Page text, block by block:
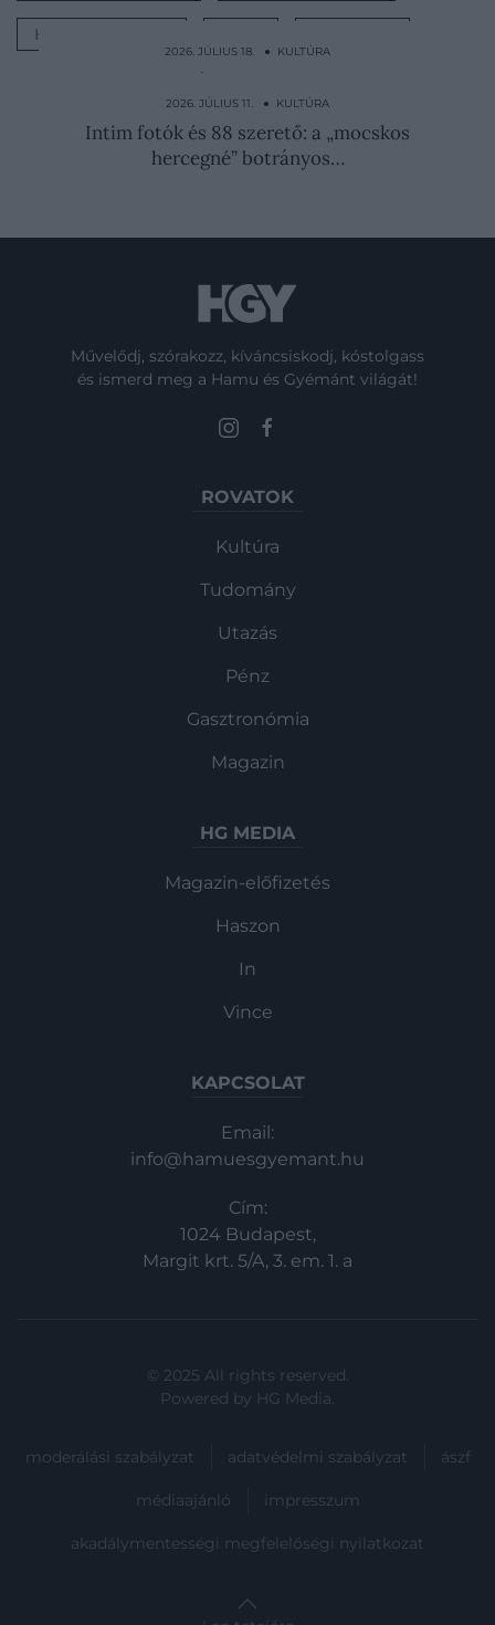
HARRY HERCEG
2026. JÚLIUS 18. ● KULTÚRA
Koporsó sem járt nekik – ez történt VIII.
Henrik kivégzett…
2026. JÚLIUS 11. ● KULTÚRA
Intim fotók és 88 szerető: a „mocskos
hercegné” botrányos…
Művelődj, szórakozz, kíváncsiskodj, kóstolgass
és ismerd meg a Hamu és Gyémánt világát!
ROVATOK
Kultúra
Tudomány
Utazás
Pénz
Gasztronómia
Magazin
HG MEDIA
Magazin-előfizetés
Haszon
In
Vince
KAPCSOLAT
Email:
info@hamuesgyemant.hu
Cím:
1024 Budapest,
Margit krt. 5/A, 3. em. 1. a
© 2025 All rights reserved.
Powered by HG Media.
moderálási szabályzat adatvédelmi szabályzat ászf
médiaajánló impresszum
akadálymentességi megfelelőségi nyilatkozat